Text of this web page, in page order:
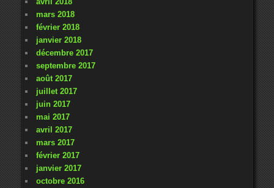
mars 2018
février 2018
janvier 2018
décembre 2017
septembre 2017
août 2017
juillet 2017
juin 2017
mai 2017
avril 2017
mars 2017
février 2017
janvier 2017
octobre 2016